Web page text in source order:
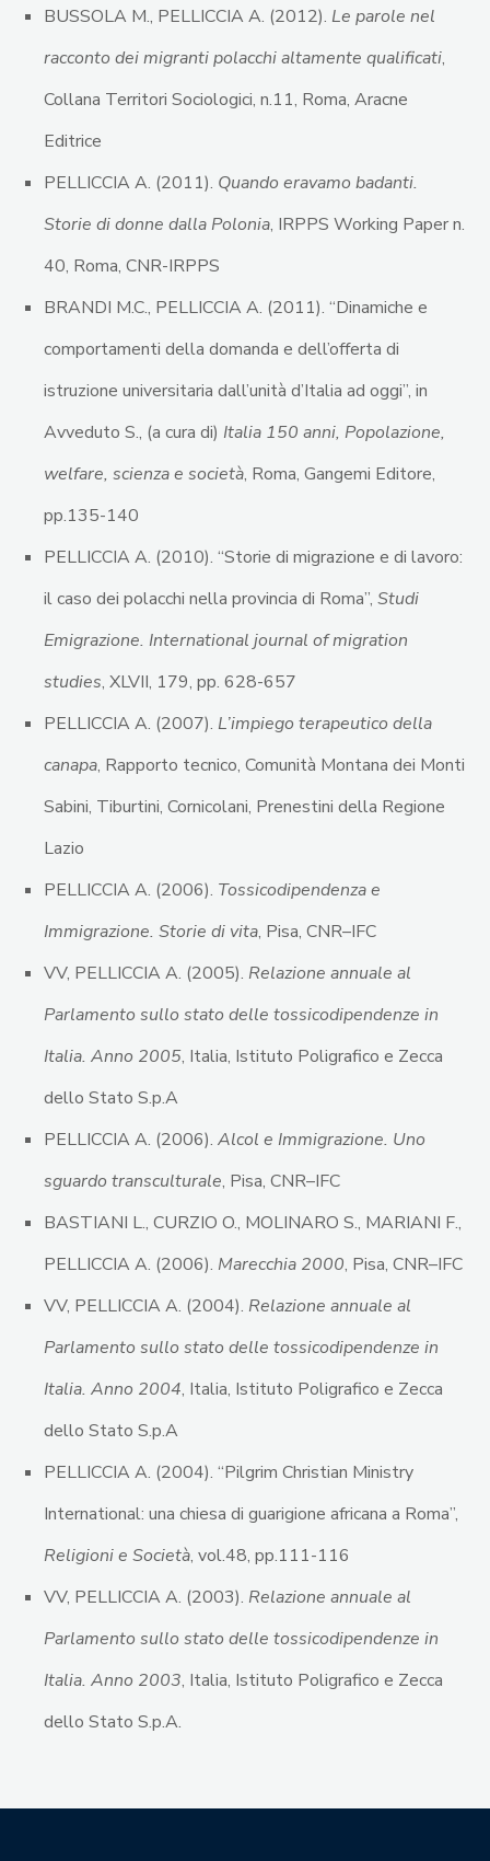
BUSSOLA M., PELLICCIA A. (2012). Le parole nel
racconto dei migranti polacchi altamente qualificati,
Collana Territori Sociologici, n.11, Roma, Aracne
Editrice
PELLICCIA A. (2011). Quando eravamo badanti.
Storie di donne dalla Polonia, IRPPS Working Paper n.
40, Roma, CNR-IRPPS
BRANDI M.C., PELLICCIA A. (2011). “Dinamiche e
comportamenti della domanda e dell’offerta di
istruzione universitaria dall’unità d’Italia ad oggi”, in
Avveduto S., (a cura di) Italia 150 anni, Popolazione,
welfare, scienza e società, Roma, Gangemi Editore,
pp.135-140
PELLICCIA A. (2010). “Storie di migrazione e di lavoro:
il caso dei polacchi nella provincia di Roma”, Studi
Emigrazione. International journal of migration
studies, XLVII, 179, pp. 628-657
PELLICCIA A. (2007). L’impiego terapeutico della
canapa, Rapporto tecnico, Comunità Montana dei Monti
Sabini, Tiburtini, Cornicolani, Prenestini della Regione
Lazio
PELLICCIA A. (2006). Tossicodipendenza e
Immigrazione. Storie di vita, Pisa, CNR–IFC
VV, PELLICCIA A. (2005). Relazione annuale al
Parlamento sullo stato delle tossicodipendenze in
Italia. Anno 2005, Italia, Istituto Poligrafico e Zecca
dello Stato S.p.A
PELLICCIA A. (2006). Alcol e Immigrazione. Uno
sguardo transculturale, Pisa, CNR–IFC
BASTIANI L., CURZIO O., MOLINARO S., MARIANI F.,
PELLICCIA A. (2006). Marecchia 2000, Pisa, CNR–IFC
VV, PELLICCIA A. (2004). Relazione annuale al
Parlamento sullo stato delle tossicodipendenze in
Italia. Anno 2004, Italia, Istituto Poligrafico e Zecca
dello Stato S.p.A
PELLICCIA A. (2004). “Pilgrim Christian Ministry
International: una chiesa di guarigione africana a Roma”,
Religioni e Società, vol.48, pp.111-116
VV, PELLICCIA A. (2003). Relazione annuale al
Parlamento sullo stato delle tossicodipendenze in
Italia. Anno 2003, Italia, Istituto Poligrafico e Zecca
dello Stato S.p.A.